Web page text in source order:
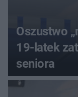
Oszustwo
19-latek
seniora